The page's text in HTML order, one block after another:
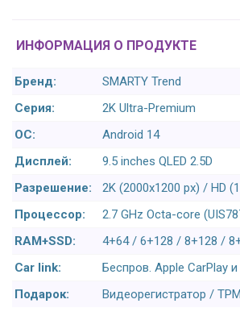
ИНФОРМАЦИЯ О ПРОДУКТЕ
Бренд:
SMARTY Trend
Серия:
2K Ultra-Premium
ОС:
Android 14
Дисплей:
9.5 inches QLED 2.5D
Разрешение:
2K (2000x1200 px) / HD
Процессор:
2.7 GHz Octa-core
RAM+SSD:
4+64 / 6+128 / 8+128 /
Car link:
Беспров. Apple CarPlay
Подарок:
Видеорегистратор /